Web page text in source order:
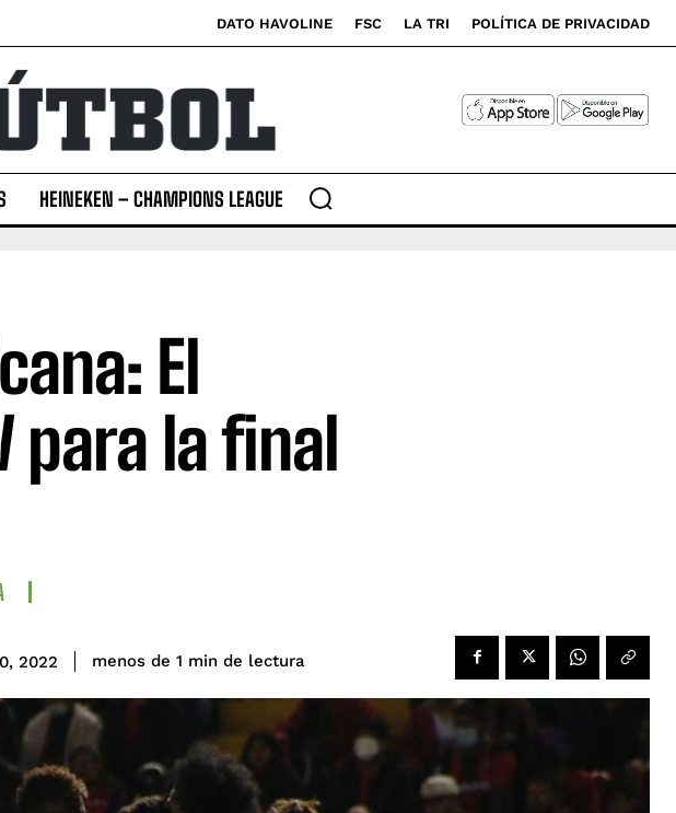
DATO HAVOLINE FSC LA TRI POLÍTICA DE PRIVACIDAD
HEINEKEN – CHAMPIONS LEAGUE
El
para la final
2022 menos de 1 min de lectura